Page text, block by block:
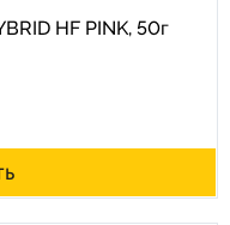
HF PINK, 50г